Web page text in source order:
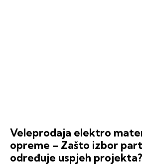
Veleprodaja elektro
opreme – Zašto izbor
određuje uspjeh projekta?